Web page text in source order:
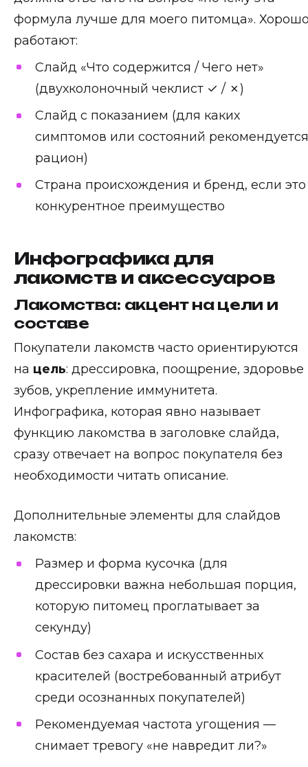
формула лучше для моего питомца».
работают:
Слайд «Что содержится / Чего нет»
(двухколоночный чеклист ✓ / ✗)
Слайд с показанием (для каких
симптомов или состояний рекомендуется
рацион)
Страна происхождения и бренд, если это
конкурентное преимущество
Инфографика для
лакомств и аксессуаров
Лакомства: акцент на цели и
составе
Покупатели лакомств часто ориентируются
на цель: дрессировка, поощрение, здоровье
зубов, укрепление иммунитета.
Инфографика, которая явно называет
функцию лакомства в заголовке слайда,
сразу отвечает на вопрос покупателя без
необходимости читать описание.
Дополнительные элементы для слайдов
лакомств:
Размер и форма кусочка (для
дрессировки важна небольшая порция,
которую питомец проглатывает за
секунду)
Состав без сахара и искусственных
красителей (востребованный атрибут
среди осознанных покупателей)
Рекомендуемая частота угощения —
снимает тревогу «не навредит ли?»